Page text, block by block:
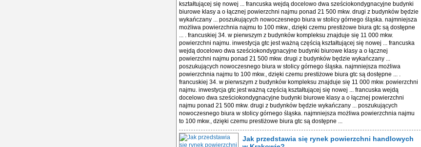
kształtującej się nowej ... francuska wejdą docelowo dwa sześciokondygnacyjne budynki
biurowe klasy a o łącznej powierzchni najmu ponad 21 500 mkw. drugi z budynków będzie
wykańczany ... poszukujących nowoczesnego biura w stolicy górnego śląska. najmniejsza
możliwa powierzchnia najmu to 100 mkw., dzięki czemu prestiżowe biura gtc są dostępne
... . francuskiej 34. w pierwszym z budynków kompleksu znajduje się 11 000 mkw.
powierzchni najmu. inwestycja gtc jest ważną częścią kształtującej się nowej ... francuska
wejdą docelowo dwa sześciokondygnacyjne budynki biurowe klasy a o łącznej
powierzchni najmu ponad 21 500 mkw. drugi z budynków będzie wykańczany ...
poszukujących nowoczesnego biura w stolicy górnego śląska. najmniejsza możliwa
powierzchnia najmu to 100 mkw., dzięki czemu prestiżowe biura gtc są dostępne ... .
francuskiej 34. w pierwszym z budynków kompleksu znajduje się 11 000 mkw. powierzchni
najmu. inwestycja gtc jest ważną częścią kształtującej się nowej ... francuska wejdą
docelowo dwa sześciokondygnacyjne budynki biurowe klasy a o łącznej powierzchni
najmu ponad 21 500 mkw. drugi z budynków będzie wykańczany ... poszukujących
nowoczesnego biura w stolicy górnego śląska. najmniejsza możliwa powierzchnia najmu
to 100 mkw., dzięki czemu prestiżowe biura gtc są dostępne ...
Jak przedstawia się rynek powierzchni handlowych